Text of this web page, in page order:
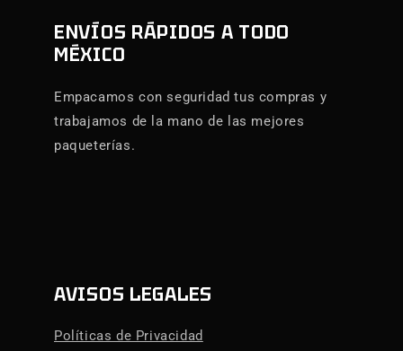
ENVÍOS RÁPIDOS A TODO
MÉXICO
Empacamos con seguridad tus compras y
trabajamos de la mano de las mejores
paqueterías.
AVISOS LEGALES
Políticas de Privacidad